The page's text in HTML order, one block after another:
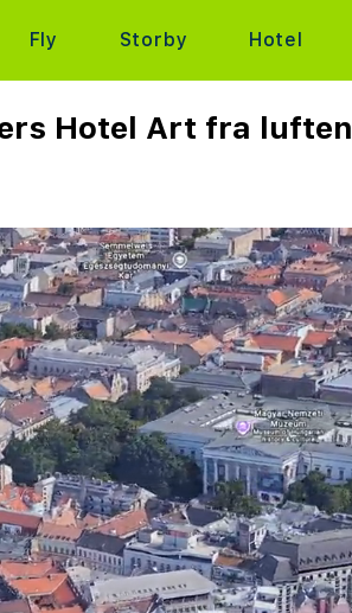
Fly Storby Hotel
Hotel Art fra luften